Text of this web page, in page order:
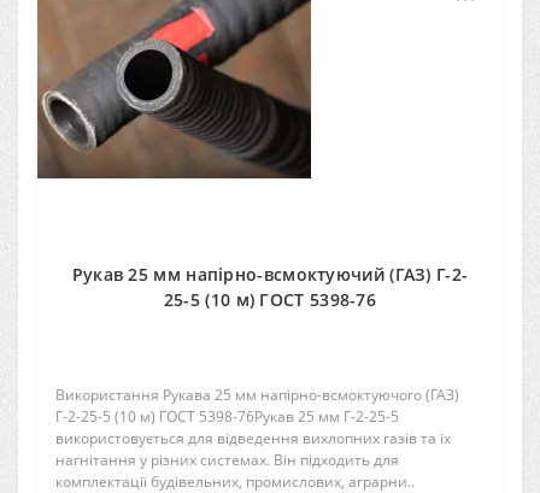
Рукав 25 мм напірно-всмоктуючий (ГАЗ) Г-2-
25-5 (10 м) ГОСТ 5398-76
Використання Рукава 25 мм напірно-всмоктуючого (ГАЗ)
Г-2-25-5 (10 м) ГОСТ 5398-76Рукав 25 мм Г-2-25-5
використовується для відведення вихлопних газів та їх
нагнітання у різних системах. Він підходить для
комплектації будівельних, промислових, аграрни..